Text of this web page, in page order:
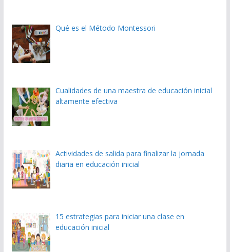
Qué es el Método Montessori
Cualidades de una maestra de educación inicial
altamente efectiva
Actividades de salida para finalizar la jornada
diaria en educación inicial
15 estrategias para iniciar una clase en
educación inicial